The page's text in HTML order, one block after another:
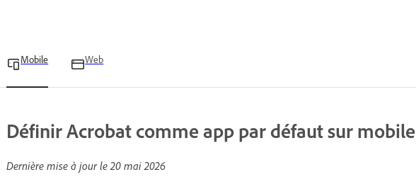
Mobile Web
Définir Acrobat comme app par défaut sur mobile
Dernière mise à jour le20 mai 2026